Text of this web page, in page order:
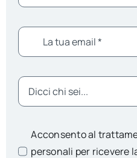
Acconsento al
personali per ricevere